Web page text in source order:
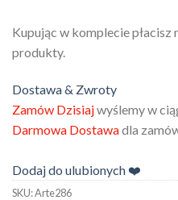
Kupując w komplecie płacisz
produkty.
Dostawa & Zwroty
Zamów Dzisiajwyślemy w
Darmowa Dostawadla
Dodaj do ulubionych ❤️
SKU:Arte286